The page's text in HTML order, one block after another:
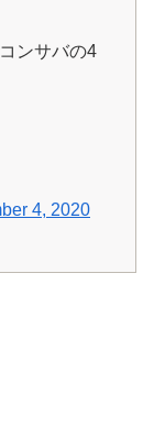
ンサバの4
4, 2020